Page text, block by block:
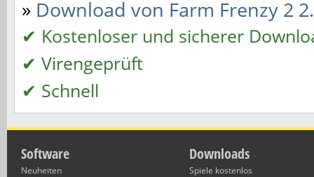
» Download von Farm Frenzy 2
✔ Kostenloser und sicherer
✔ Virengeprüft
✔ Schnell
Software
Neuheiten
Downloads
Spiele kostenlos